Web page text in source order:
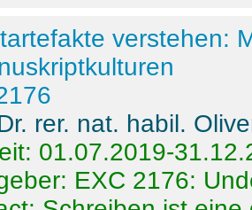
verstehen:
rer. nat. habil.
01.07.2019-
EXC 2176: